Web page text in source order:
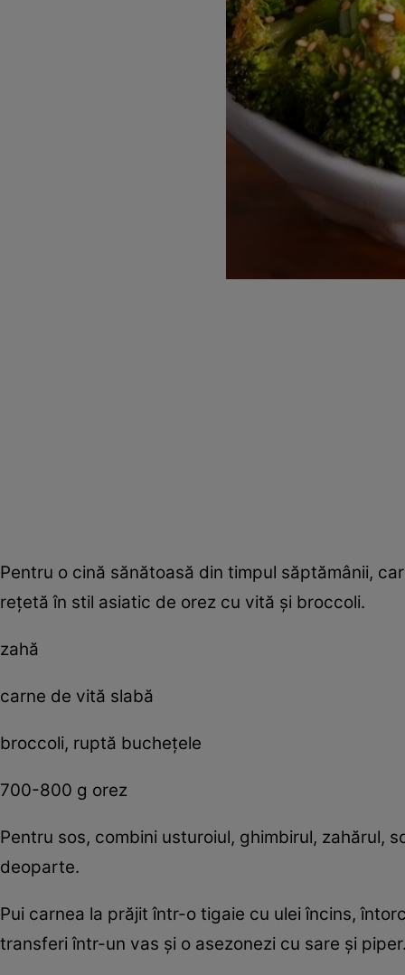
Pentru o cină sănătoasă din timpul săptămânii,
reţetă în stil asiatic de orez cu vită şi broccoli.
zahă
carne de vită slabă
broccoli, ruptă bucheţele
700-800 g orez
Pentru sos, combini usturoiul, ghimbirul, zahărul,
deoparte.
Pui carnea la prăjit într-o tigaie cu ulei încins,
transferi într-un vas şi o asezonezi cu sare şi